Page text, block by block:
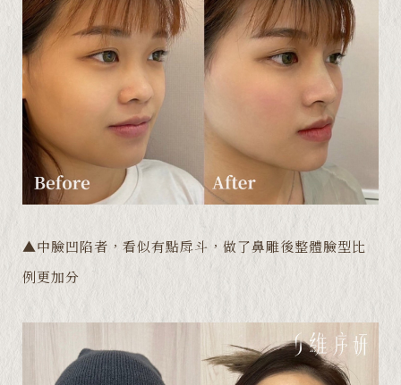
▲中臉凹陷者，看似有點戽斗，做了鼻雕後整體臉型比
例更加分